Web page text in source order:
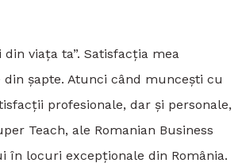
viața ta”. Satisfacția mea
șapte. Atunci când muncești cu
profesionale, dar și personale,
Teach, ale Romanian Business
în locuri excepționale din România.